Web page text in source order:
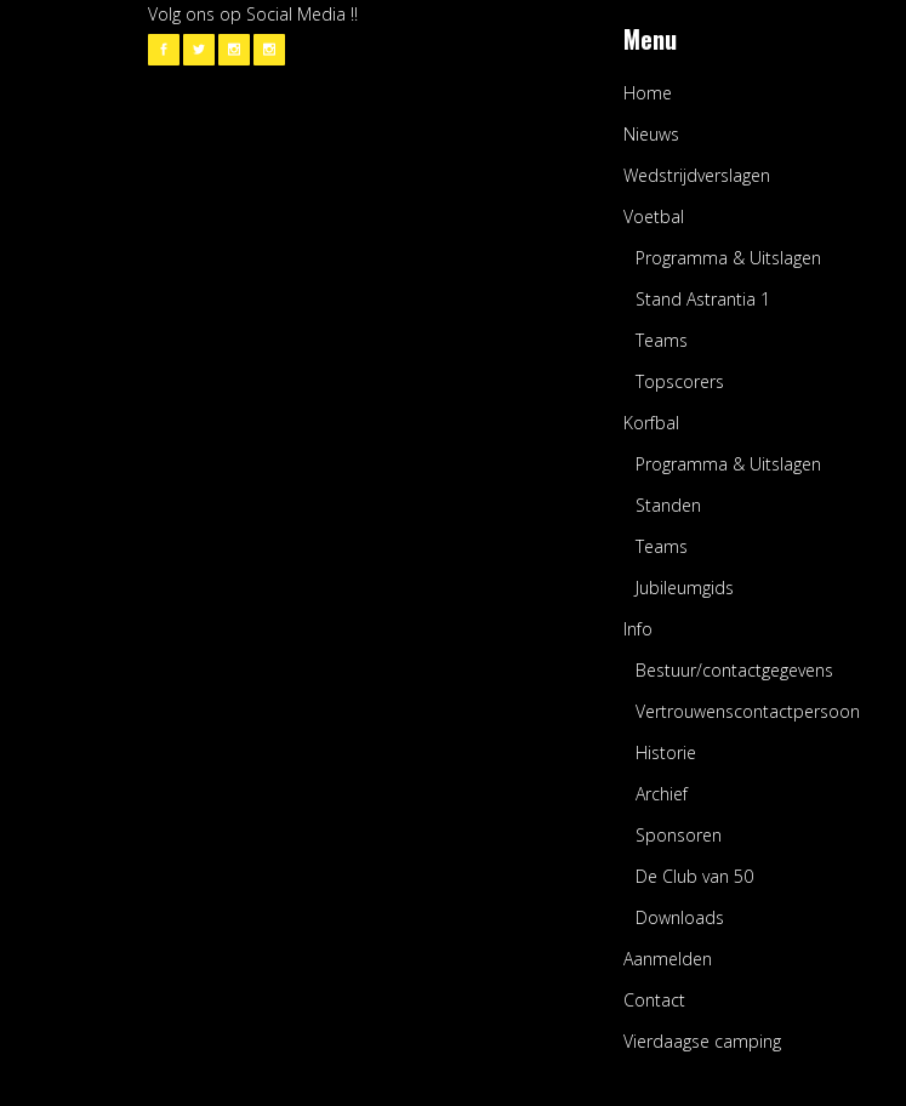
Volg ons op Social Media !!
Menu
Home
Nieuws
Wedstrijdverslagen
Voetbal
Programma & Uitslagen
Stand Astrantia 1
Teams
Topscorers
Korfbal
Programma & Uitslagen
Standen
Teams
Jubileumgids
Info
Bestuur/contactgegevens
Vertrouwenscontactpersoon
Historie
Archief
Sponsoren
De Club van 50
Downloads
Aanmelden
Contact
Vierdaagse camping